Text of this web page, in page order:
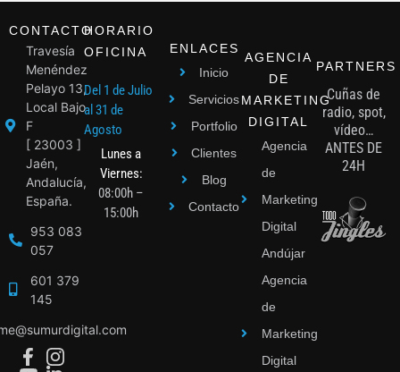
CONTACTO
Travesía
Menéndez
Pelayo 13,
Local Bajo
F
[ 23003 ]
Jaén,
Andalucía,
España.
953 083
057
601 379
145
HORARIO
OFICINA
Del 1 de Julio
al 31 de
Agosto
Lunes a
Viernes:
08:00h –
15:00h
ENLACES
Inicio
Servicios
Portfolio
Clientes
Blog
Contacto
AGENCIA
DE
MARKETING
DIGITAL
Agencia
de
Marketing
Digital
Andújar
Agencia
de
Marketing
Digital
PARTNERS
Cuñas de
radio, spot,
vídeo…
ANTES DE
24H